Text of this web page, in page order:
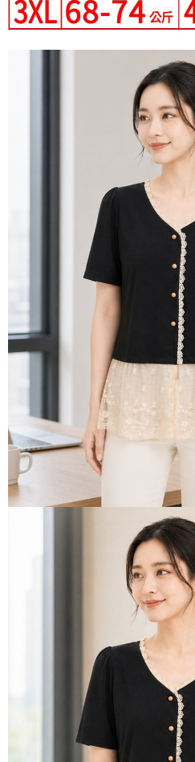
權轉讓予恩沛科技股份有限公司。
２．關於個人資料處理事宜，請瀏覽以下
３．未成年的使用者請事先徵得法定代
「AFTEE先享後付」，若未經同意申辦
４．使用「AFTEE先享後付」時，將依
時審查核予不同之上限額度；若仍有額
５．嚴禁一人註冊多個帳號或使用他人
恩沛科技股份有限公司將有權停止該用
7-11付款取貨
每筆NT$80，滿NT$699(含以上)免
每筆NT$80，滿NT$699(含以上)免
每筆NT$70，滿NT$699(含以上)免
每筆NT$90，滿NT$699(含以上)免運